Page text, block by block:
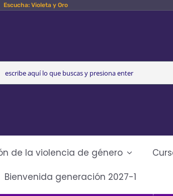
Escucha: Violeta y Oro
de la violencia de género
Bienvenida generación 2027-1